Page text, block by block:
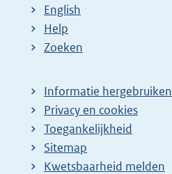
English
Help
Zoeken
Informatie hergebruiken
Privacy en cookies
Toegankelijkheid
Sitemap
E
Kwetsbaarheid melden